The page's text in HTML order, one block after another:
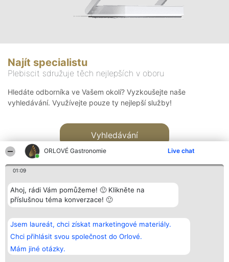
ORLOVÉ Gastronomie Live chat
01:09
Ahoj, rádi Vám pomůžeme! 🙂 Klikněte na
příslušnou téma konverzace! 🙂
Jsem laureát, chci získat marketingové materiály.
Chci přihlásit svou společnost do Orlové.
Mám jiné otázky.
Najít specialistu
Plebiscit sdružuje těch nejlepších v oboru
Hledáte odborníka ve Vašem okolí? Vyzkoušejte naše
vyhledávání. Využívejte pouze ty nejlepší služby!
Vyhledávání
Bright Side Solutions sp. z o.
o. sp. k.
ul. Ruska 22
Wrocław 50-079
KRS 0000749100 | Regon
381313360 | NIP 8943132676
Vítězové
Seznam všech
laureátů
Zásady
Zásady
Kontakt